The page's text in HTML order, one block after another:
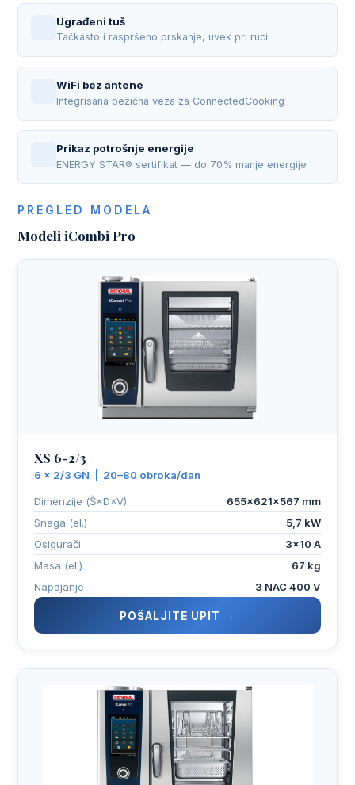
Ugrađeni tuš
Tačkasto i raspršeno prskanje, uvek pri ruci
WiFi bez antene
Integrisana bežična veza za ConnectedCooking
Prikaz potrošnje energije
ENERGY STAR® sertifikat — do 70% manje energije
PREGLED MODELA
Modeli iCombi Pro
XS 6-2/3
6 × 2/3 GN | 20–80 obroka/dan
Dimenzije (Š×D×V)
655×621×567 mm
Snaga (el.)
5,7 kW
Osigurači
3×10 A
Masa (el.)
67 kg
Napajanje
3 NAC 400 V
POŠALJITE UPIT →